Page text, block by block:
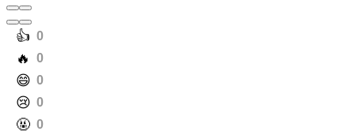
️👍 0
️🔥 0
️😄 0
️😢 0
️🤬 0